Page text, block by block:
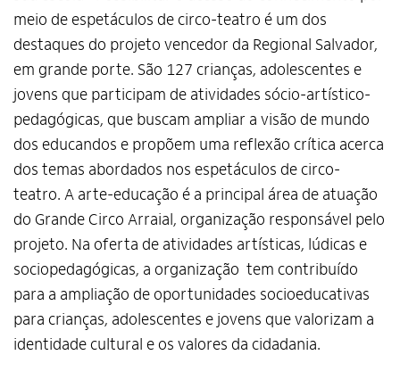
Termos de Uso e Política de
Privacidade
meio de espetáculos de circo-teatro é um dos
destaques do projeto vencedor da Regional Salvador,
em grande porte. São 127 crianças, adolescentes e
jovens que participam de atividades sócio-artístico-
pedagógicas, que buscam ampliar a visão de mundo
dos educandos e propõem uma reflexão crítica acerca
dos temas abordados nos espetáculos de circo-
teatro. A arte-educação é a principal área de atuação
do Grande Circo Arraial, organização responsável pelo
projeto. Na oferta de atividades artísticas, lúdicas e
sociopedagógicas, a organização tem contribuído
para a ampliação de oportunidades socioeducativas
para crianças, adolescentes e jovens que valorizam a
identidade cultural e os valores da cidadania.